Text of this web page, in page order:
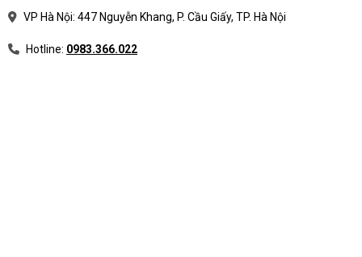
VP Hà Nội: 447 Nguyễn Khang, P. Cầu Giấy, TP. Hà Nội
Hotline: 0983.366.022